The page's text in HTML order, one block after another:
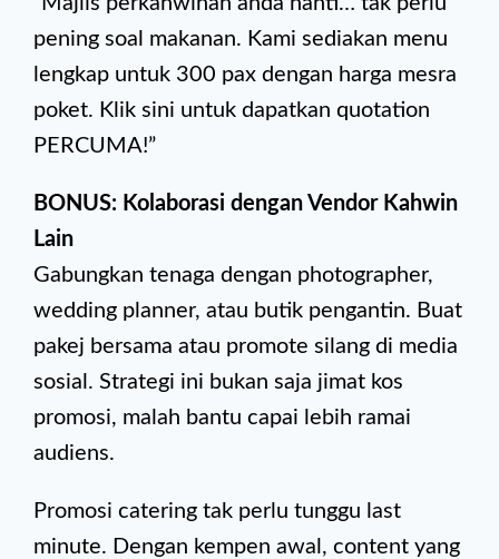
pening soal makanan. Kami sediakan menu
lengkap untuk 300 pax dengan harga mesra
poket. Klik sini untuk dapatkan quotation
PERCUMA!”
BONUS: Kolaborasi dengan Vendor Kahwin
Lain
Gabungkan tenaga dengan photographer,
wedding planner, atau butik pengantin. Buat
pakej bersama atau promote silang di media
sosial. Strategi ini bukan saja jimat kos
promosi, malah bantu capai lebih ramai
audiens.
Promosi catering tak perlu tunggu last
minute. Dengan kempen awal, content yang